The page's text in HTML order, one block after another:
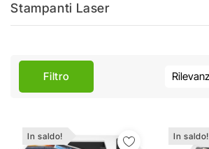
Stampanti Laser
Filtro
In saldo! In saldo!